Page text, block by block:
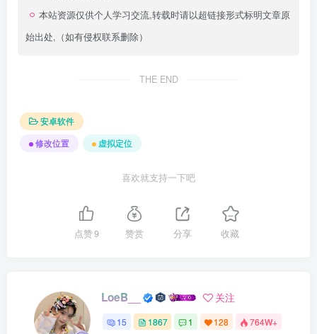
本站资源仅供个人学习交流,转载时请以超链接形式标明文章原
始出处,（如有侵权联系删除）
THE END
安卓软件
修改位置
虚拟定位
喜欢就支持一下吧
点赞9 赞赏 分享 收藏
LoeB__ 关注
15 1867 1 128 764W+